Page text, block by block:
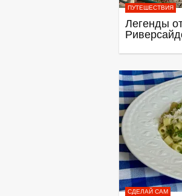
ПУТЕШЕСТВИЯ
Легенды
СДЕЛАЙ САМ